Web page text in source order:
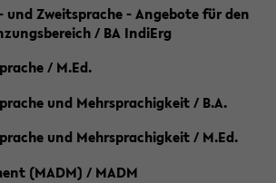
und Zweitsprache - Angebote für den
/ BA IndiErg
/ M.Ed.
und Mehrsprachigkeit / B.A.
und Mehrsprachigkeit / M.Ed.
(MADM) / MADM